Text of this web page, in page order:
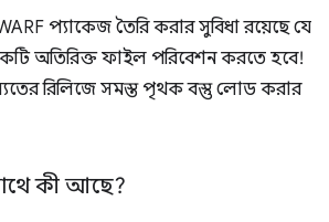
প্যাকেজ তৈরি করার সুবিধা রয়েছে যে
অতিরিক্ত ফাইল পরিবেশন করতে হবে!
রিলিজে সমস্ত পৃথক বস্তু লোড করার
কী আছে?